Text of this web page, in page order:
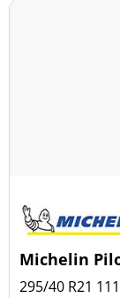
Michelin
295/40 R21 111